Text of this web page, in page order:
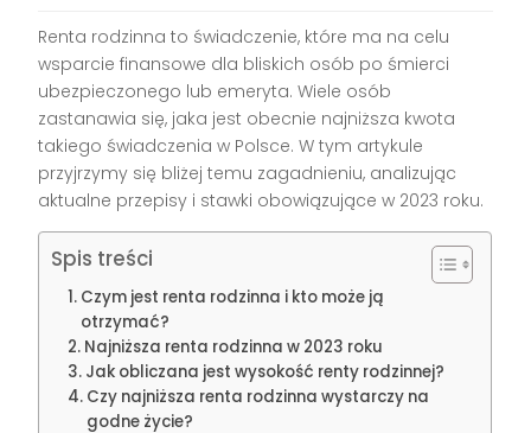
Renta rodzinna to świadczenie, które ma na celu
wsparcie finansowe dla bliskich osób po śmierci
ubezpieczonego lub emeryta. Wiele osób
zastanawia się, jaka jest obecnie najniższa kwota
takiego świadczenia w Polsce. W tym artykule
przyjrzymy się bliżej temu zagadnieniu, analizując
aktualne przepisy i stawki obowiązujące w 2023 roku.
Spis treści
Czym jest renta rodzinna i kto może ją
otrzymać?
Najniższa renta rodzinna w 2023 roku
Jak obliczana jest wysokość renty rodzinnej?
Czy najniższa renta rodzinna wystarczy na
godne życie?